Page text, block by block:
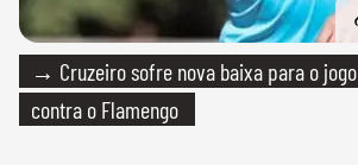
→ Cruzeiro sofre nova baixa para o jogo
contra o Flamengo